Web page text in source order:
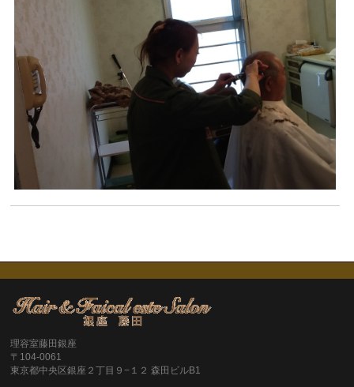
理容室藤田銀座
〒104-0061
東京都中央区銀座２丁目９−１２ 森田ビルB1